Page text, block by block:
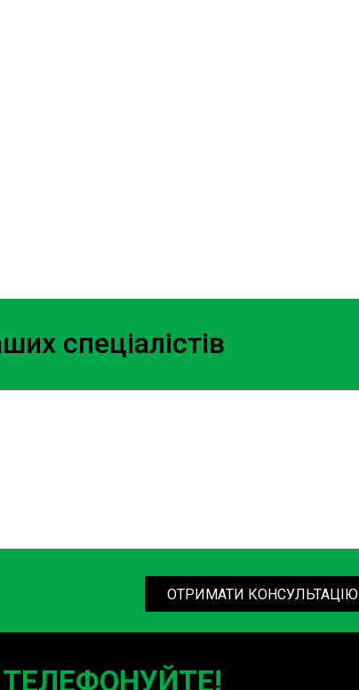
спеціалістів
ОТРИМАТИ КОНСУЛЬТАЦІЮ
ТЕЛЕФОНУЙТЕ!